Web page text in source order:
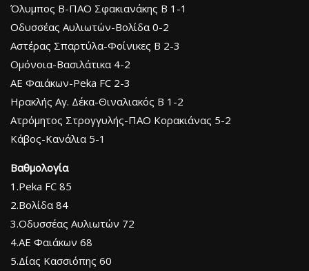
Όλυμπος Β-ΠΑΟ Σφακιανάκης Β 1-1
Οδυσσέας Αυλιωτών-Βολίδα 0-2
Αστέρας Σπαρτύλα-Φοίνικες Β 2-3
Ομόνοια-Βασιλάτικα 4-2
ΑΕ Φαιάκων-Peka FC 2-3
Ηρακλής Αγ. Δέκα-Θιναλιακός Β 1-2
Ατρόμητος Στρογγυλής-ΠΑΟ Κορακιάνας 5-2
Κάβος-Κανάλια 5-1
Βαθμολογία
1.Peka FC 85
2.Βολίδα 84
3.Οδυσσέας Αυλιωτών 72
4.ΑΕ Φαιάκων 68
5.Δίας Κασσιόπης 60